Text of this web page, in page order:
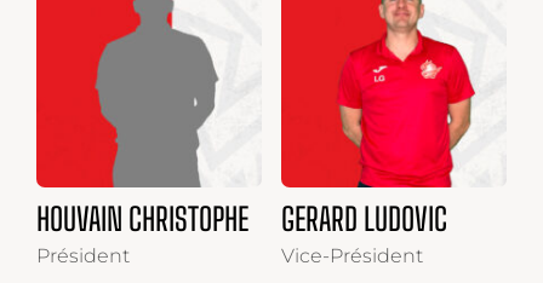
HOUVAIN CHRISTOPHE
Président
GERARD LUDOVIC
Vice-Président